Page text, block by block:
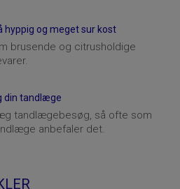
hyppig og meget sur kost
brusende og citrusholdige
din tandlæge
tandlægebesøg, så ofte som
anbefaler det.